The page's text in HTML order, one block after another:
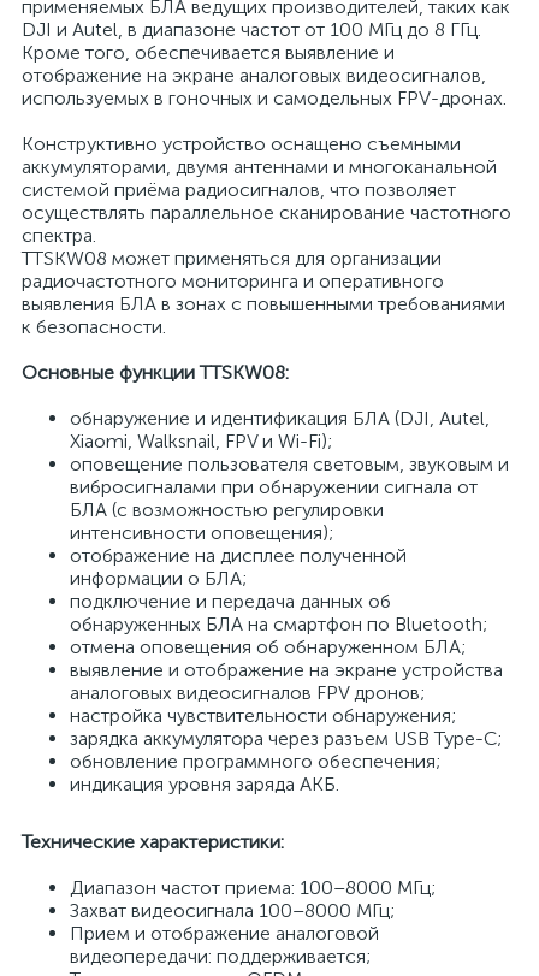
применяемых БЛА ведущих производителей, таких как
DJI и Autel, в диапазоне частот от 100 МГц до 8 ГГц.
Кроме того, обеспечивается выявление и
отображение на экране аналоговых видеосигналов,
используемых в гоночных и самодельных FPV-дронах.
Конструктивно устройство оснащено съемными
аккумуляторами, двумя антеннами и многоканальной
системой приёма радиосигналов, что позволяет
осуществлять параллельное сканирование частотного
спектра.
TTSKW08 может применяться для организации
радиочастотного мониторинга и оперативного
выявления БЛА в зонах с повышенными требованиями
к безопасности.
Основные функции TTSKW08:
обнаружение и идентификация БЛА (DJI, Autel,
Xiaomi, Walksnail, FPV и Wi-Fi);
оповещение пользователя световым, звуковым и
вибросигналами при обнаружении сигнала от
БЛА (с возможностью регулировки
интенсивности оповещения);
отображение на дисплее полученной
информации о БЛА;
подключение и передача данных об
обнаруженных БЛА на смартфон по Bluetooth;
отмена оповещения об обнаруженном БЛА;
выявление и отображение на экране устройства
аналоговых видеосигналов FPV дронов;
настройка чувствительности обнаружения;
зарядка аккумулятора через разъем USB Type-C;
обновление программного обеспечения;
индикация уровня заряда АКБ.
Технические характеристики:
Диапазон частот приема: 100–8000 МГц;
Захват видеосигнала 100–8000 МГц;
Прием и отображение аналоговой
видеопередачи: поддерживается;